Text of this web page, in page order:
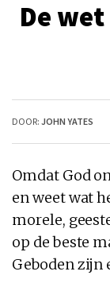
De
DOOR: JOHN YATES
Omdat God
en weet wat
morele,
op debeste
Gebodenzijn